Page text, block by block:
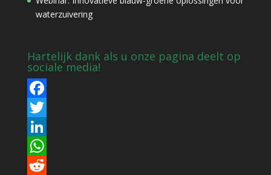
waterzuivering
Hartelijk dank als u onze pagina deelt op
sociale media!
F
a
c
e
T
w
L
W